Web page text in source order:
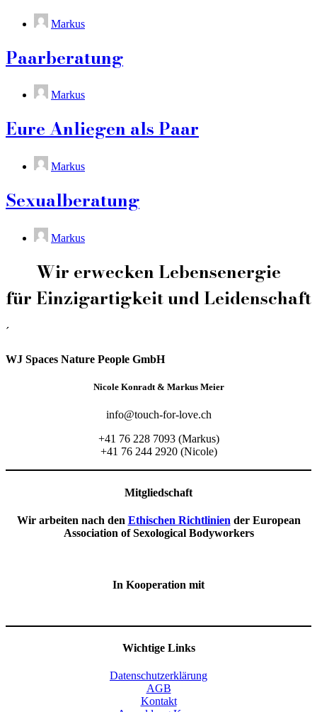
Markus
Paarberatung
Markus
Eure Anliegen als Paar
Markus
Sexualberatung
Markus
Wir erwecken Lebensenergie
für Einzigartigkeit und Leidenschaft
´
WJ Spaces Nature People GmbH
Nicole Konradt & Markus Meier
info@touch-for-love.ch
+41 76 228 7093 (Markus)
+41 76 244 2920 (Nicole)
Mitgliedschaft
Wir arbeiten nach den Ethischen Richtlinien der European
Association of Sexological Bodyworkers
In Kooperation mit
Wichtige Links
Datenschutzerklärung
AGB
Kontakt